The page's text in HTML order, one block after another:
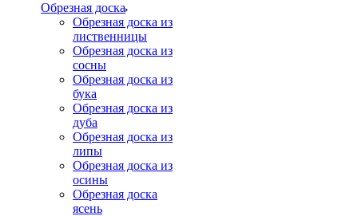
Обрезная доска
Обрезная доска из
лиственницы
Обрезная доска из
сосны
Обрезная доска из
бука
Обрезная доска из
дуба
Обрезная доска из
липы
Обрезная доска из
осины
Обрезная доска
ясень